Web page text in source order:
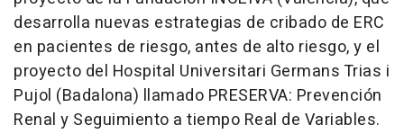
desarrolla nuevas estrategias de cribado de ERC
en pacientes de riesgo, antes de alto riesgo, y el
proyecto del Hospital Universitari Germans Trias i
Pujol (Badalona) llamado PRESERVA: Prevención
Renal y Seguimiento a tiempo Real de Variables.